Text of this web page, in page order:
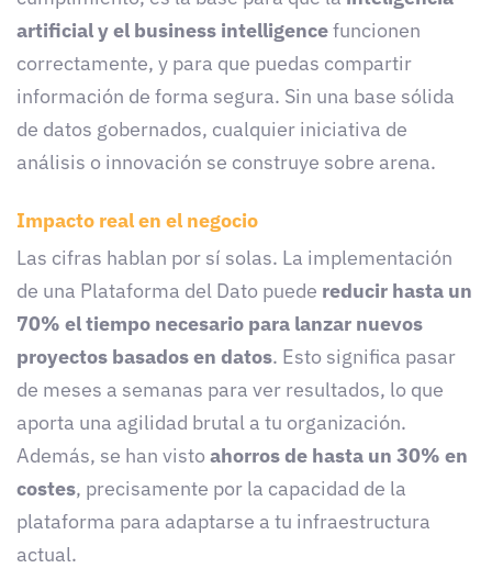
artificial y el business intelligencefuncionen
correctamente, y para que puedas compartir
información de forma segura. Sin una base sólida
de datos gobernados, cualquier iniciativa de
análisis o innovación se construye sobre arena.
Impacto real en el negocio
Las cifras hablan por sí solas. La implementación
de una Plataforma del Dato puede reducir hasta un
70% el tiempo necesario para lanzar nuevos
proyectos basados en datos. Esto significa pasar
de meses a semanas para ver resultados, lo que
aporta una agilidad brutal a tu organización.
Además, se han vistoahorros de hasta un 30% en
costes, precisamente por la capacidad de la
plataforma para adaptarse a tu infraestructura
actual.